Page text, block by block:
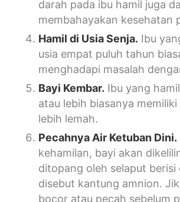
darah pada ibu hamil juga
membahayakan kesehatan
Hamil di Usia Senja. Ibu
usia empat puluh tahun
menghadapi masalah
Bayi Kembar. Ibu yang
atau lebih biasanya
lebih lemah.
Pecahnya Air Ketuban Dini.
kehamilan, bayi akan
ditopang oleh selaput berisi
disebut kantung amnion.
bocor atau pecah sebelum